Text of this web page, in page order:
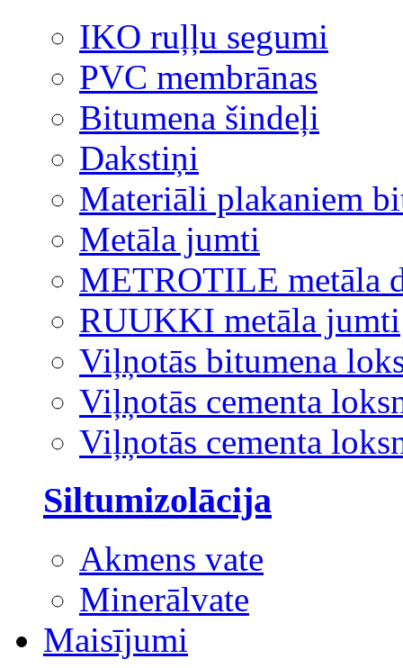
IKO ruļļu segumi
PVC membrānas
Bitumena šindeļi
Dakstiņi
Materiāli plakaniem
Metāla jumti
METROTILE metāla
RUUKKI metāla jumti
Viļņotās bitumena
Viļņotās cementa
Viļņotās cementa
Siltumizolācija
Akmens vate
Minerālvate
Maisījumi